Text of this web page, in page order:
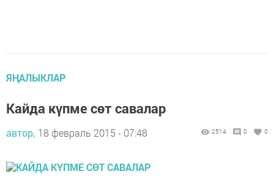
ЯҢАЛЫКЛАР
Кайда күпме сөт савалар
автор, 18 февраль 2015 - 07:48 2514 0 0